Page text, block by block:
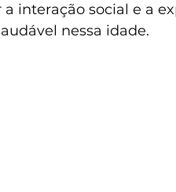
interação social e a
nessa idade.